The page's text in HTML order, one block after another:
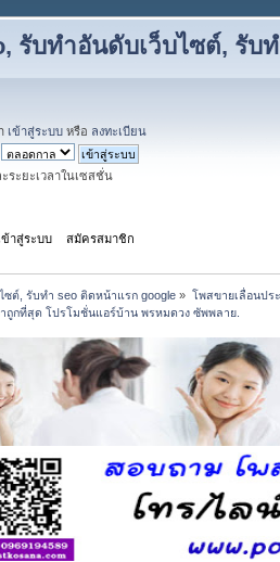
รับทำอันดับเว็บไซต์, รับ
เข้าสู่ระบบ หรือ ลงทะเบียน
ระยะเวลาในเซสชั่น
ข้าสู่ระบบ สมัครสมาชิก
ซต์, รับทำ seo ติดหน้าแรก google » โพสขายเลื่อนปร
ถูกที่สุด โปรโมชั่นแอร์บ้าน พรหมดวง ซัพพลาย.